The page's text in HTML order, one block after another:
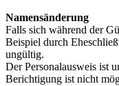
Namensänderung
Falls sich während der
Beispiel durch
ungültig.
Der Personalausweis ist
Berichtigung ist nicht